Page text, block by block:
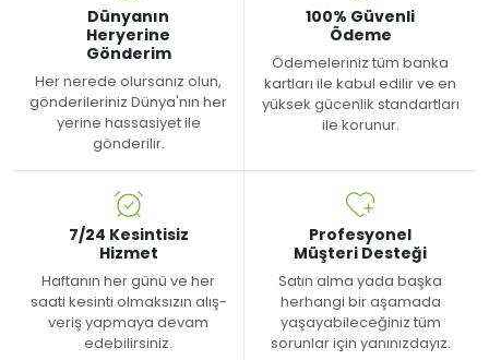
Dünyanın
Heryerine
Gönderim
Her nerede olursanız olun,
gönderileriniz Dünya'nın her
yerine hassasiyet ile
gönderilir.
100% Güvenli
Ödeme
Ödemeleriniz tüm banka
kartları ile kabul edilir ve en
yüksek gücenlik standartları
ile korunur.
7/24 Kesintisiz
Hizmet
Haftanın her günü ve her
saati kesinti olmaksızın alış-
veriş yapmaya devam
edebilirsiniz.
Profesyonel
Müşteri Desteği
Satın alma yada başka
herhangi bir aşamada
yaşayabileceğiniz tüm
sorunlar için yanınızdayız.